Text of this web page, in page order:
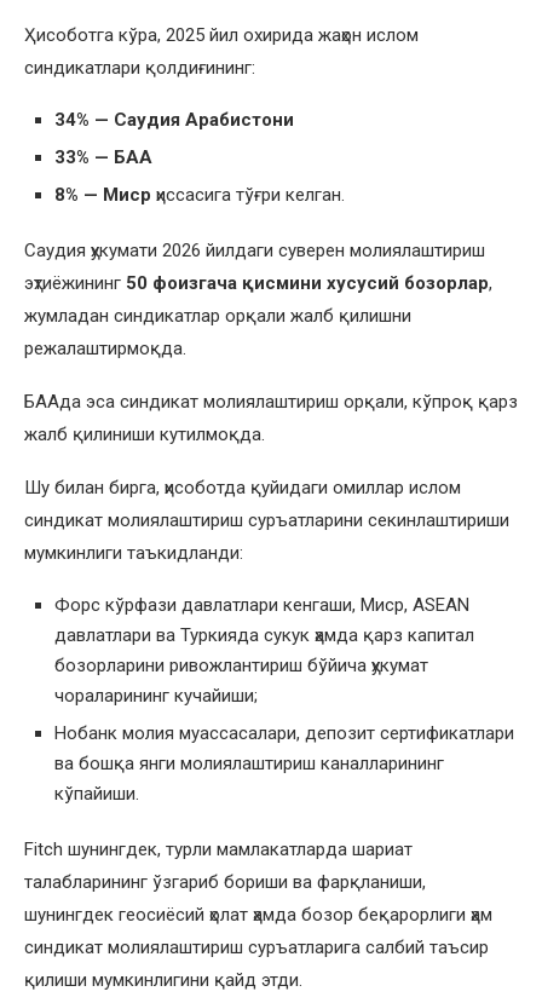
Ҳисоботга кўра, 2025 йил охирида жаҳон ислом
синдикатлари қолдиғининг:
34% — Саудия Арабистони
33% — БАА
8% — Миср ҳиссасига тўғри келган.
Саудия ҳукумати 2026 йилдаги суверен молиялаштириш
эҳтиёжининг 50 фоизгача қисмини хусусий бозорлар,
жумладан синдикатлар орқали жалб қилишни
режалаштирмоқда.
БААда эса синдикат молиялаштириш орқали, кўпроқ қарз
жалб қилиниши кутилмоқда.
Шу билан бирга, ҳисоботда қуйидаги омиллар ислом
синдикат молиялаштириш суръатларини секинлаштириши
мумкинлиги таъкидланди:
Форс кўрфази давлатлари кенгаши, Миср, ASEAN
давлатлари ва Туркияда сукук ҳамда қарз капитал
бозорларини ривожлантириш бўйича ҳукумат
чораларининг кучайиши;
Нобанк молия муассасалари, депозит сертификатлари
ва бошқа янги молиялаштириш каналларининг
кўпайиши.
Fitch шунингдек, турли мамлакатларда шариат
талабларининг ўзгариб бориши ва фарқланиши,
шунингдек геосиёсий ҳолат ҳамда бозор беқарорлиги ҳам
синдикат молиялаштириш суръатларига салбий таъсир
қилиши мумкинлигини қайд этди.